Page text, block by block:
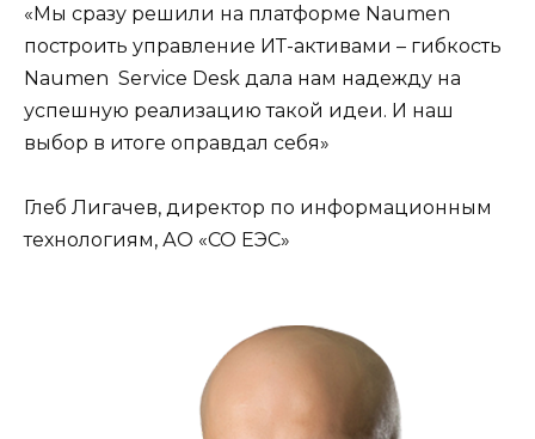
«Мы сразу решили на платформе Naumen
построить управление ИТ-активами – гибкость
Naumen Service Desk дала нам надежду на
успешную реализацию такой идеи. И наш
выбор в итоге оправдал себя»
Глеб Лигачев, директор по информационным
технологиям, АО «СО ЕЭС»